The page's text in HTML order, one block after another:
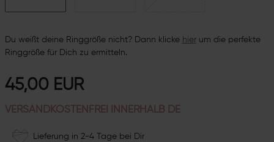
Du weißt deine Ringgröße nicht? Dann klicke hierum die perfekte
Ringgröße für Dich zu ermitteln.
45,00 EUR
VERSANDKOSTENFREI INNERHALB DE
Lieferung in 2-4 Tage bei Dir